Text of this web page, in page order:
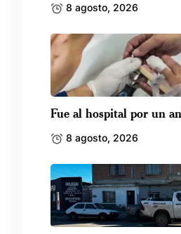
8 agosto, 2026
Fue al hospital por un
8 agosto, 2026